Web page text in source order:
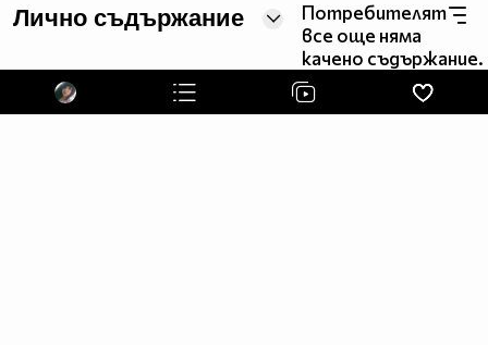
Лично съдържание
Потребителят
все още няма
качено съдържание.